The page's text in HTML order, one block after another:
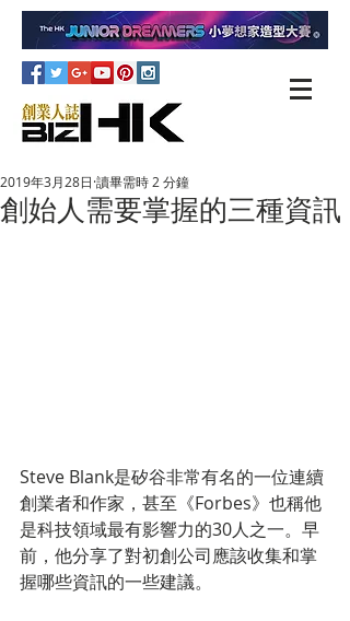
創始人需要掌握的三種資訊
2019年3月28日 讀畢需時 2 分鐘
Steve Blank是矽谷非常有名的一位連續
創業者和作家，甚至《Forbes》也稱他
是科技領域最有影響力的30人之一。早
前，他分享了對初創公司應該收集和掌
握哪些資訊的一些建議。